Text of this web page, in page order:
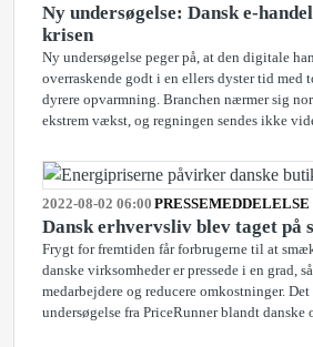
Ny undersøgelse: Dansk e-
krisen
Ny undersøgelse peger på, at den digitale
overraskende godt i en ellers dyster tid med
dyrere opvarmning. Branchen nærmer sig
ekstrem vækst, og regningen sendes ikke
2022-08-02 06:00 PRESSEMEDDELELSE
Dansk erhvervsliv blev taget på
Frygt for fremtiden får forbrugerne til at
danske virksomheder er pressede i en grad,
medarbejdere og reducere omkostninger.
undersøgelse fra PriceRunner blandt